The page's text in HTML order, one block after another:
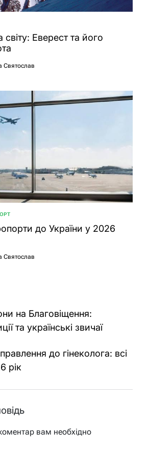
Еверест та його
Святослав
до України у 2026
Святослав
на Благовіщення:
та українські звичаї
до гінеколога: всі
рік
вам необхідно